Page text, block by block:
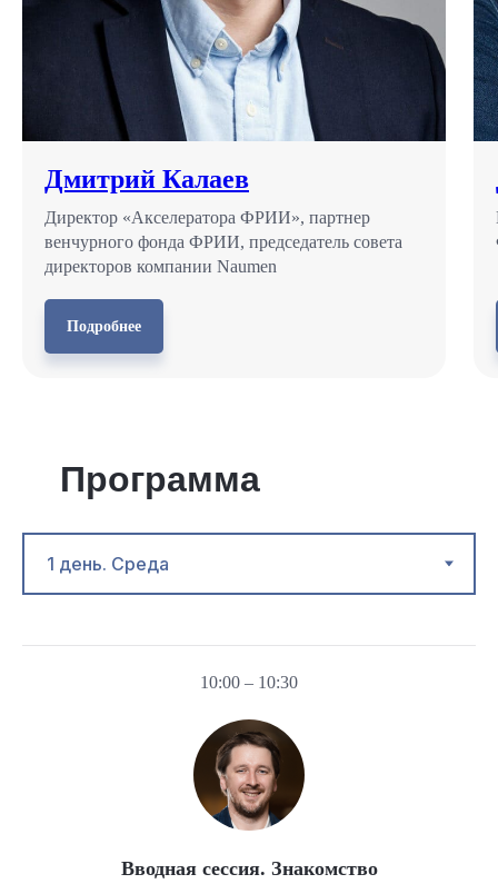
Дмитрий Калаев
Директор «Акселератора ФРИИ», партнер
венчурного фонда ФРИИ, председатель совета
директоров компании Naumen
Подробнее
Программа
10:00 – 10:30
Вводная сессия. Знакомство